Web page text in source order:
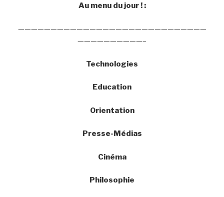
Au menu du jour ! :
—————————————————————————————
——————————–
Technologies
Education
Orientation
Presse-Médias
Cinéma
Philosophie